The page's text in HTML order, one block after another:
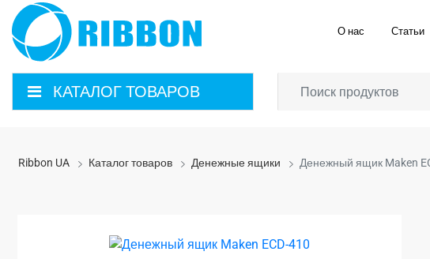
О нас Статьи
КАТАЛОГ ТОВАРОВ
Ribbon UA Каталог товаров Денежные ящики Денежный ящик Maken